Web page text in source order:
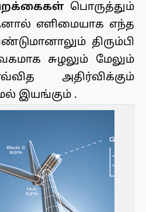
பொருத்தும்
எளிமையாக எந்த
திரும்பி
சுழலும் மேலும்
அதிர்விக்கும்
இயங்கும் .